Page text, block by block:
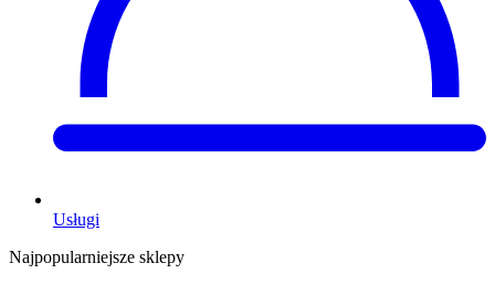
Usługi
Najpopularniejsze sklepy